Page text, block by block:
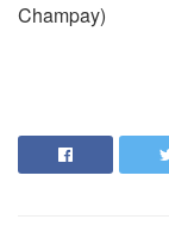
Champay)